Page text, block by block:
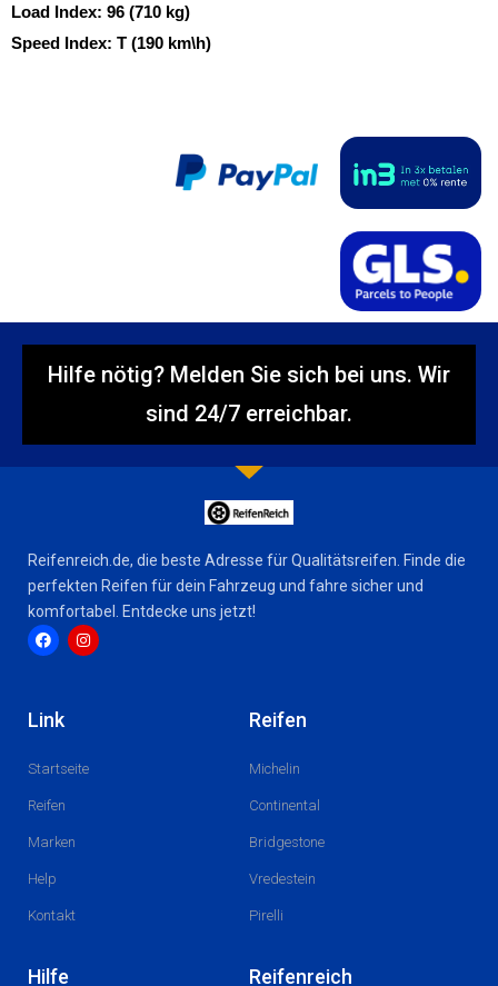
Load Index: 96 (710 kg)
Speed Index: T (190 km\h)
Hilfe nötig? Melden Sie sich bei uns. Wir
sind 24/7 erreichbar.
Reifenreich.de, die beste Adresse für Qualitätsreifen. Finde die
perfekten Reifen für dein Fahrzeug und fahre sicher und
komfortabel. Entdecke uns jetzt!
c
e
o r
Link
Startseite
Reifen
Marken
Help
Kontakt
Reifen
Michelin
Continental
Bridgestone
Vredestein
Pirelli
Hilfe Reifenreich